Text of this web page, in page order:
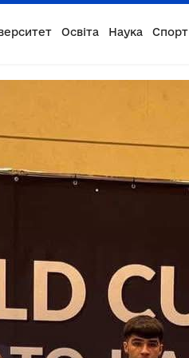
Освіта Наука Спорт